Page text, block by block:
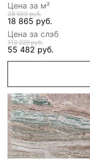
Цена за м²
38 500 руб.
18 865 руб.
Цена за слэб
113 229 руб.
55 482 руб.